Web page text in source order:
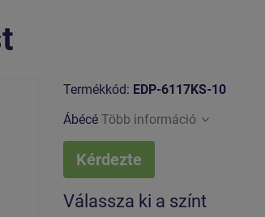
Termékkód: EDP-6117KS-10
Ábécé Több információ
Kérdezte
Válassza ki a színt